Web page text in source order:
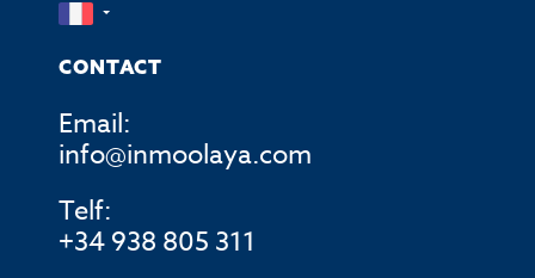
CONTACT
Email:
info@inmoolaya.com
Telf:
+34 938 805 311